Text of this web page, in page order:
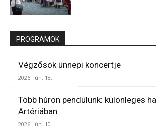
PROGRAMOK
Végzősök ünnepi koncertje
2026. jún. 18.
Több húron pendülünk: különleges
Artériában
2026. jún. 10.